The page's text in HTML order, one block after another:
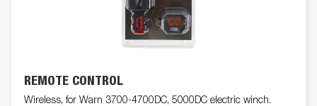
REMOTE CONTROL
Wireless, for Warn 3700-4700DC, 5000DC electric winch.